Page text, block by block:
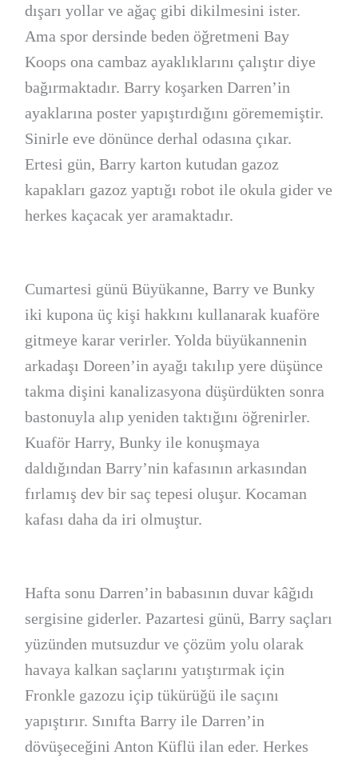
dışarı yollar ve ağaç gibi dikilmesini ister.
Ama spor dersinde beden öğretmeni Bay
Koops ona cambaz ayaklıklarını çalıştır diye
bağırmaktadır. Barry koşarken Darren’in
ayaklarına poster yapıştırdığını görememiştir.
Sinirle eve dönünce derhal odasına çıkar.
Ertesi gün, Barry karton kutudan gazoz
kapakları gazoz yaptığı robot ile okula gider ve
herkes kaçacak yer aramaktadır.
Cumartesi günü Büyükanne, Barry ve Bunky
iki kupona üç kişi hakkını kullanarak kuaföre
gitmeye karar verirler. Yolda büyükannenin
arkadaşı Doreen’in ayağı takılıp yere düşünce
takma dişini kanalizasyona düşürdükten sonra
bastonuyla alıp yeniden taktığını öğrenirler.
Kuaför Harry, Bunky ile konuşmaya
daldığından Barry’nin kafasının arkasından
fırlamış dev bir saç tepesi oluşur. Kocaman
kafası daha da iri olmuştur.
Hafta sonu Darren’in babasının duvar kâğıdı
sergisine giderler. Pazartesi günü, Barry saçları
yüzünden mutsuzdur ve çözüm yolu olarak
havaya kalkan saçlarını yatıştırmak için
Fronkle gazozu içip tükürüğü ile saçını
yapıştırır. Sınıfta Barry ile Darren’in
dövüşeceğini Anton Küflü ilan eder. Herkes